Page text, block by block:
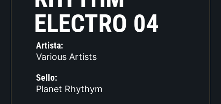
ELECTRO 04
Artista:
Various Artists
Sello:
Planet Rhythym